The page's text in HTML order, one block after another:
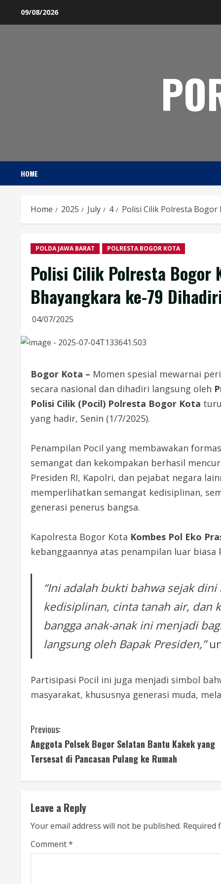
09/08/2026
HOME
Home 2025 July 4 Polisi Cilik Polresta
POLDA JAWA BARAT POLRESTA BOGOR KOTA
Polisi Cilik Polresta Bogor
Bhayangkara ke-79
04/07/2025
Bogor Kota – Momen spesial mewarnai
secara nasional dan dihadiri langsung oleh
Polisi Cilik (Pocil) Polresta Bogor Kota
yang hadir, Senin (1/7/2025).
Penampilan Pocil yang membawakan
semangat dan kekompakan berhasil
Presiden RI, Kapolri, dan pejabat negara
memperlihatkan semangat kedisiplinan,
generasi penerus bangsa.
Kapolresta Bogor Kota Kombes Pol Eko
kebanggaannya atas penampilan luar biasa
“Ini adalah bukti bahwa sejak
kedisiplinan, cinta tanah air, dan
bangga anak-anak ini menjadi
langsung oleh Bapak Presiden,”
Partisipasi Pocil ini juga menjadi simbol
masyarakat, khususnya generasi muda,
C
o
i
n
u
Previous:
Anggota Polsek Bogor Selatan Bantu Kakek yang
Tersesat di Pancasan Pulang ke Rumah
Leave a Reply
Your email address will not be published. Required
Comment*